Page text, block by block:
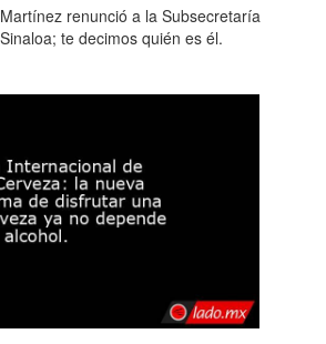
renunció a la Subsecretaría
te decimos quién es él.